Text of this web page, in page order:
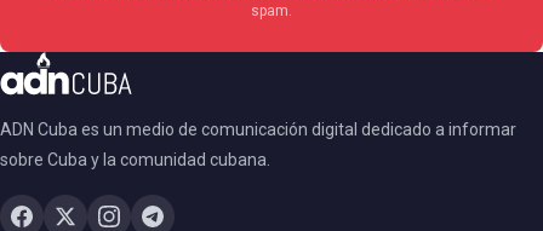
spam.
ADN Cuba es un medio de comunicación digital dedicado a informar
sobre Cuba y la comunidad cubana.